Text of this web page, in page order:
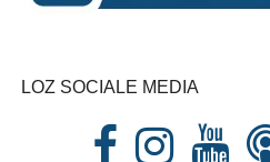
LOZ SOCIALE MEDIA